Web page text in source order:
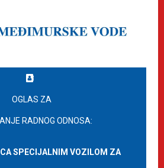
OGLAS ZA
RADNOG ODNOSA:
SPECIJALNIM VOZILOM ZA